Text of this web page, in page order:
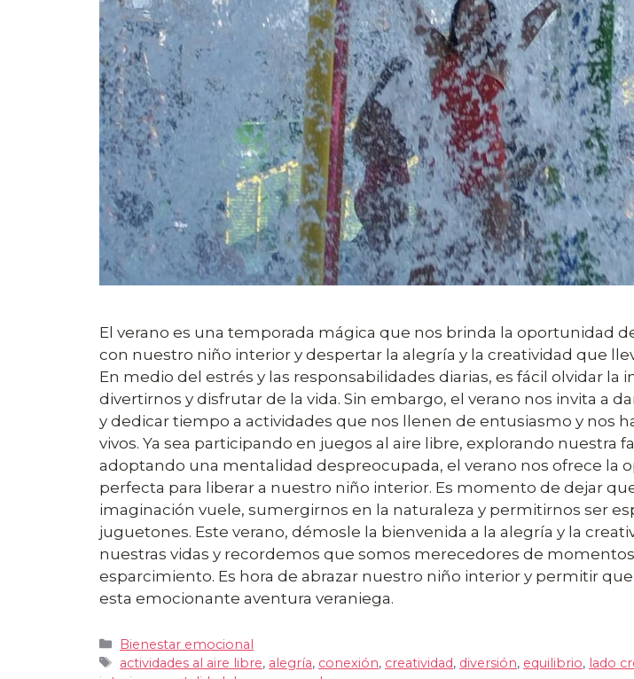
El verano es una temporada mágica que nos brinda la oportunidad
con nuestro niño interior y despertar la alegría y la creatividad que
En medio del estrés y las responsabilidades diarias, es fácil olvidar la
divertirnos y disfrutar de la vida. Sin embargo, el verano nos invita a
y dedicar tiempo a actividades que nos llenen de entusiasmo y nos
vivos. Ya sea participando en juegos al aire libre, explorando nuestra
adoptando una mentalidad despreocupada, el verano nos ofrece la
perfecta para liberar a nuestro niño interior. Es momento de dejar
imaginación vuele, sumergirnos en la naturaleza y permitirnos ser
juguetones. Este verano, démosle la bienvenida a la alegría y la
nuestras vidas y recordemos que somos merecedores de
esparcimiento. Es hora de abrazar nuestro niño interior y permitir
esta emocionante aventura veraniega.
Categorías
Bienestar emocional
Etiquetas
actividades al aire libre, alegría, conexión, creatividad, diversión, equilibrio, lado